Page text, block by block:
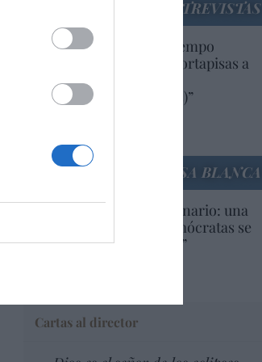
ENTREVISTAS
“Europa lleva mucho tiempo
poniendo aranceles y cortapisas a
productos y compañías
americanas (y europeas)”
LA CASA BLANCA
EEUU. Inquietante escenario: una
tercera parte de los demócratas se
define como “socialista”
Cartas al director